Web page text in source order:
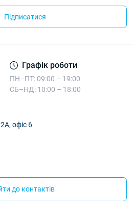
Підписатися
Графік роботи
ПН–ПТ: 09:00 – 19:00
СБ–НД: 10:00 – 18:00
офіс 6
до контактів